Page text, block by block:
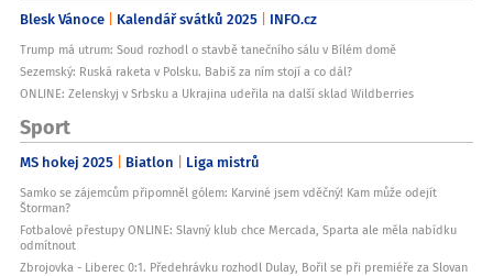
Blesk Vánoce Kalendář svátků 2025 INFO.cz
Trump má utrum: Soud rozhodl o stavbě tanečního sálu v Bílém domě
Sezemský: Ruská raketa v Polsku. Babiš za ním stojí a co dál?
ONLINE: Zelenskyj v Srbsku a Ukrajina udeřila na další sklad Wildberries
Sport
MS hokej 2025 Biatlon Liga mistrů
Samko se zájemcům připomněl gólem: Karviné jsem vděčný! Kam může odejít
Štorman?
Fotbalové přestupy ONLINE: Slavný klub chce Mercada, Sparta ale měla nabídku
odmítnout
Zbrojovka - Liberec 0:1. Předehrávku rozhodl Dulay, Bořil se při premiéře za Slovan